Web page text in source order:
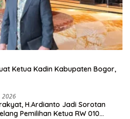
Ketua Kadin Kabupaten Bogor,
2026
H.Ardianto Jadi Sorotan
Pemilihan Ketua RW 010